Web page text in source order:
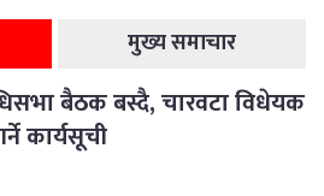
मुख्य समाचार
बैठक बस्दै, चारवटा विधेयक
कार्यसूची